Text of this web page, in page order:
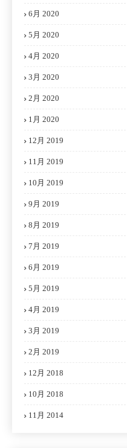
6月 2020
5月 2020
4月 2020
3月 2020
2月 2020
1月 2020
12月 2019
11月 2019
10月 2019
9月 2019
8月 2019
7月 2019
6月 2019
5月 2019
4月 2019
3月 2019
2月 2019
12月 2018
10月 2018
11月 2014